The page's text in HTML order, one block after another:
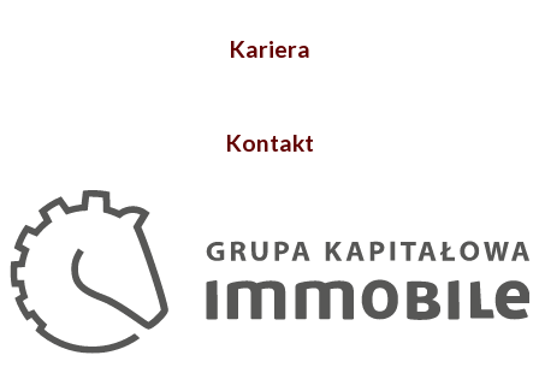
Kariera
Kontakt